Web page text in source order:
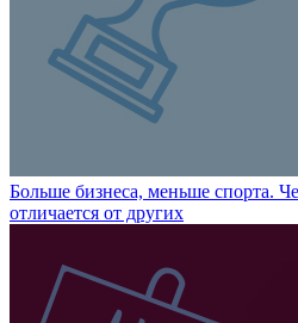
Больше бизнеса, меньше спорта.
отличается от других